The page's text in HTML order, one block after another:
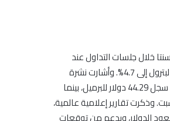
انخفضت عقود مزيج برنت لأقرب استحقاق 56 سنتا والخام الأمريكى 91 سنتا خلال جلسات التداول عند
التسوية فى نهاية تعاملات مساء أمس السبت، ليصل حجم تراجع أسعار البترول إلى 4.7%. وأشارت نشرة
أسعار المنتجات البترولية لوزارة البترول، إلى أن سعر برميل الخام الأمريكى سجل 44.29 دولار للبرميل، بينما
أمس السبت. وذكرت تقارير إعلامية عالمية،
مسجلة ثالث انخفاض فى 4 أسابيع مع صعود الدولار، وبدعم من توقعات